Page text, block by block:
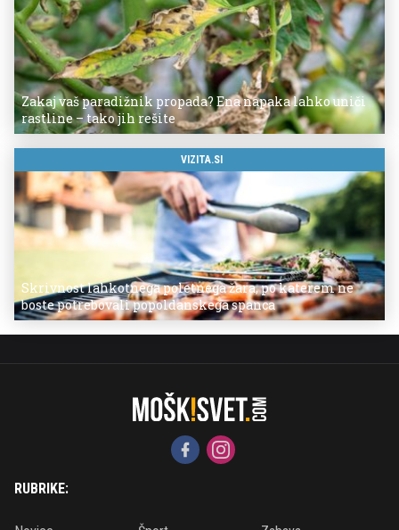
Zakaj vaš paradižnik propada? Ena napaka lahko uniči
rastline – tako jih rešite
VIZITA.SI
Skrivnost lahkotnega poletnega žara, po katerem ne
boste potrebovali popoldanskega spanca
RUBRIKE: